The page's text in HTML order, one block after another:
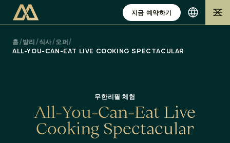
지금 예약하기
홈/발리/식사/오퍼/
ALL-YOU-CAN-EAT LIVE COOKING SPECTACULAR
무한리필 체험
All-You-Can-EatLive
Cooking Spectacular